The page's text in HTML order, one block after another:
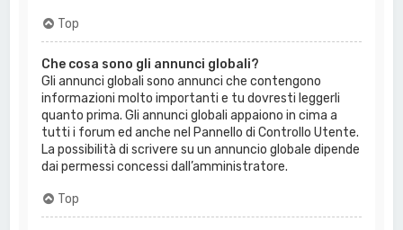
Top
Che cosa sono gli annunci globali?
Gli annunci globali sono annunci che contengono
informazioni molto importanti e tu dovresti leggerli
quanto prima. Gli annunci globali appaiono in cima a
tutti i forum ed anche nel Pannello di Controllo Utente.
La possibilità di scrivere su un annuncio globale dipende
dai permessi concessi dall’amministratore.
Top